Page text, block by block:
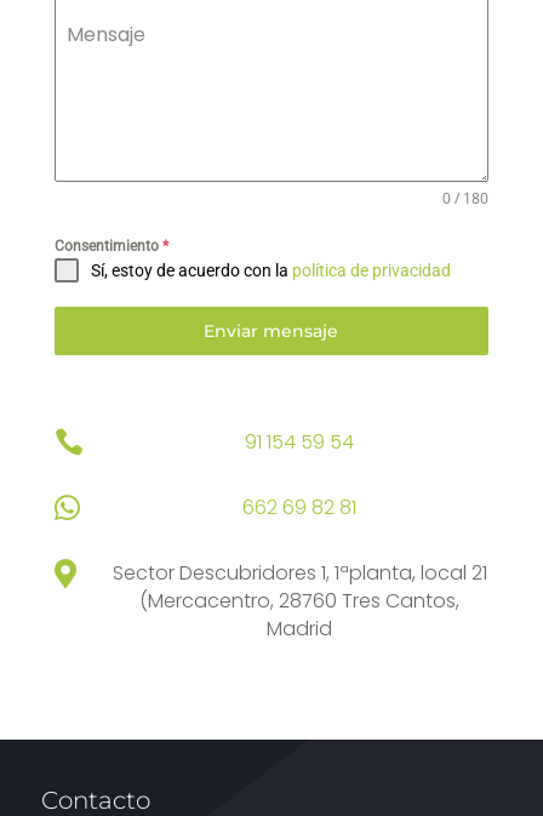
Mensaje
0 / 180
Consentimiento *
Sí, estoy de acuerdo con la política de privacidad
Enviar mensaje
 91 154 59 54
 662 69 82 81

Sector Descubridores 1, 1ªplanta, local 21
(Mercacentro, 28760 Tres Cantos,
Madrid
Contacto